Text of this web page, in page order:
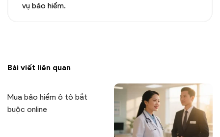
vụ bảo hiểm.
Bài viết liên quan
Mua bảo hiểm ô tô bắt
buộc online